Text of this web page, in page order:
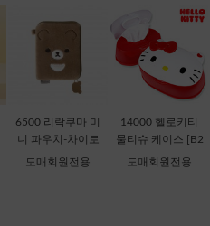
6500 리락쿠마 미
니 파우치-차이로
이코구마 [C2-068
도매회원전용
14000 헬로키티
물티슈 케이스 [B2
-378816]
도매회원전용